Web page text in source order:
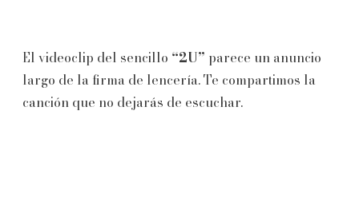
El videoclip del sencillo “2U” parece un anuncio
largo de la firma de lencería. Te compartimos la
canción que no dejarás de escuchar.